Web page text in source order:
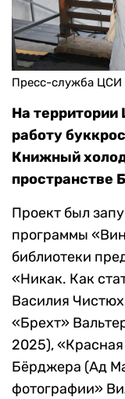
Пресс-служба ЦСИ
На
работу
Книжный
пространстве
Проект был
программы
библиотеки
«Никак. Как
Василия
«Брехт»
2025),
Бёрджера (Ад
фотографии»